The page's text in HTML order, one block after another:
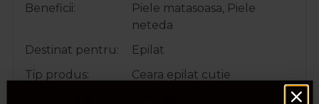
Beneficii
Piele matasoasa, Piele
neteda
Destinat pentru
Epilat
Tip produs
Ceara epilat cutie